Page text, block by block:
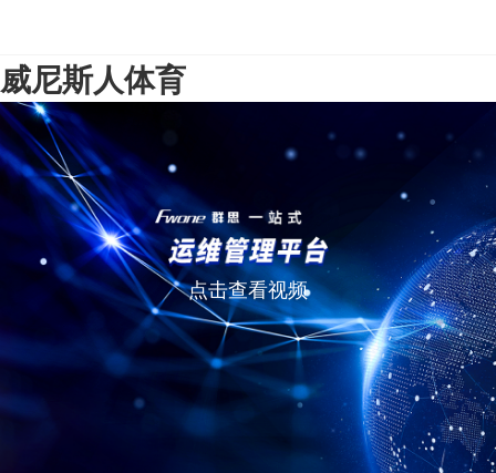
威尼斯人体育
点击查看视频